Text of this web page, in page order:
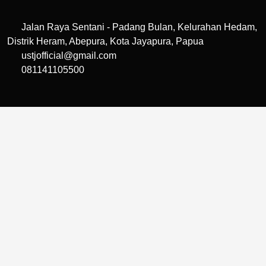
Jalan Raya Sentani - Padang Bulan, Kelurahan Hedam,
Distrik Heram, Abepura, Kota Jayapura, Papua
ustjofficial@gmail.com
081141105500